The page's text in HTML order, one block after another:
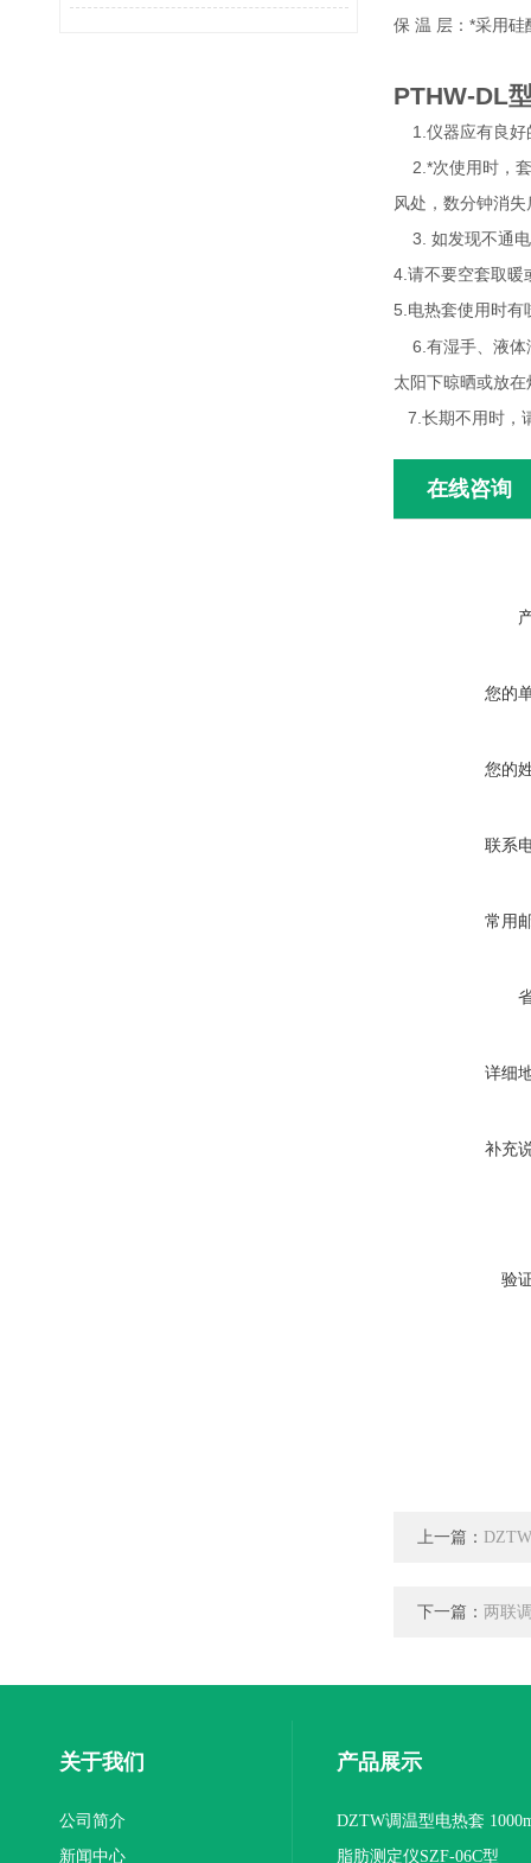
保 温 层：*采用
PTHW-DL
1.仪器应有良好
2.*次使用时，套
风处，数分钟消
3. 如发现不通电
4.请不要空套取暖
5.电热套使用时有
6.有湿手、液体
太阳下晾晒或放
7.长期不用时，
在线咨询
您的
您的
联系
常用
详细
补充
验
上一篇：
下一篇： 两联
关于我们
公司简介
新闻中心
产品展示
DZTW调温型电热套
联
脂肪测定仪SZF-06C型